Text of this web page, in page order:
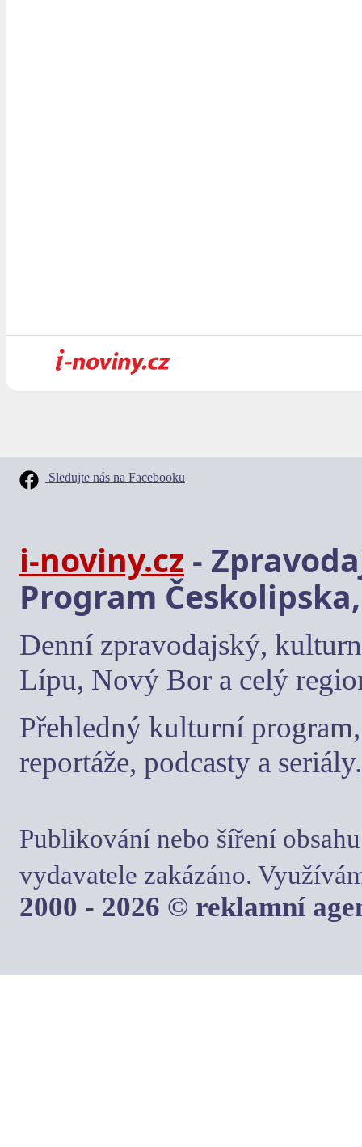
Sledujte nás na Facebooku
i-noviny.cz -
Program
Denní zpravodajský,
Lípu, Nový Bor a celý
Přehledný kulturní
reportáže, podcasty a seriály.
Publikování nebo šíření
vydavatele zakázáno.
2000 - 2026 © reklamní